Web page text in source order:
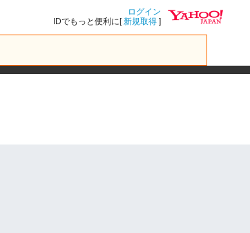
ログイン
IDでもっと便利に[新規取得 ]